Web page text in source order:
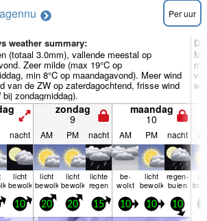
nu Per uur
weather summary:
(totaal 3.0mm), vallende meestal op
Zeer milde (max 19°C op
min 8°C op maandagavond). Meer wind
van de ZW op zaterdagochtend, frisse wind
zondagmiddag).
zondag
9
maandag
10
nacht AM PM nacht AM PM nacht
licht
bewolkt
licht
bewolkt
licht
bewolkt
lichte
regen
be­
wolkt
licht
bewolkt
regen­
buien
10 20 20 15 10 10 10